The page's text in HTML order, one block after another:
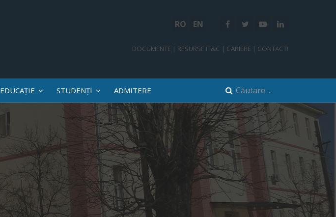
RO EN
DOCUMENTE | RESURSE IT&C | CARIERE | CONTACT!
EDUCAȚIE STUDENȚI ADMITERE